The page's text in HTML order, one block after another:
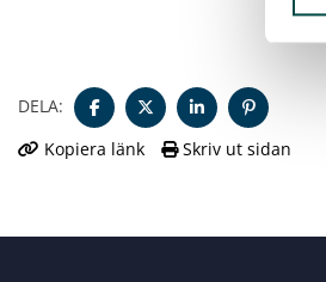
s
a
l
DELA:
Kopiera länk
Skriv ut sidan